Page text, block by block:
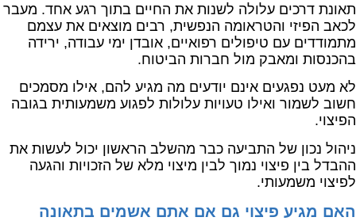
תאונת דרכים עלולה לשנות את החיים בתוך רגע אחד. מעבר
לכאב הפיזי והטראומה הנפשית, רבים מוצאים את עצמם
מתמודדים עם טיפולים רפואיים, אובדן ימי עבודה, ירידה
בהכנסות ומאבק מול חברות הביטוח.
לא מעט נפגעים אינם יודעים מה מגיע להם, אילו מסמכים
חשוב לשמור ואילו טעויות עלולות לפגוע משמעותית בגובה
הפיצוי.
ניהול נכון של התביעה כבר מהשלב הראשון יכול לעשות את
ההבדל בין פיצוי נמוך לבין מיצוי מלא של הזכויות והגעה
לפיצוי משמעותי.
האם מגיע פיצוי גם אם אתם אשמים בתאונה